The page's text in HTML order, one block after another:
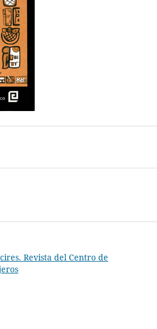
Revista del Centro de